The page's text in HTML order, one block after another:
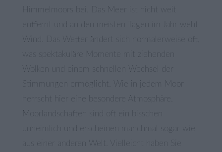
Himmelmoors bei. Das Meer ist nicht weit
entfernt und an den meisten Tagen im Jahr weht
Wind. Das Wetter ändert sich normalerweise oft,
was spektakuläre Momente mit ziehenden
Stimmungen ermöglicht. Wie in jedem Moor
herrscht hier eine besondere Atmosphäre.
Moorlandschaften sind oft ein bisschen
unheimlich und erscheinen manchmal sogar wie